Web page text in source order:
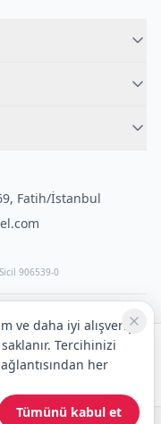
, Fatih/İstanbul
906539-0
ve daha iyi alışveriş
Tercihinizi
her
Tümünü kabul et